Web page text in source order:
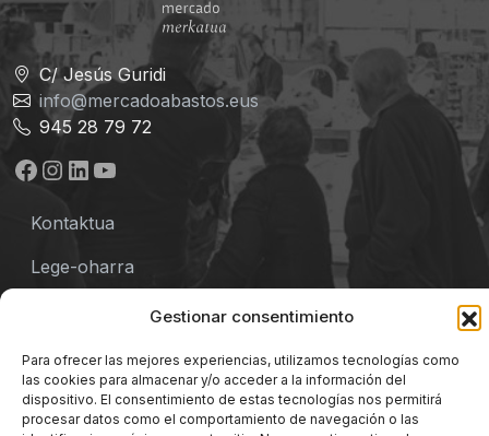
Gestionar consentimiento
Para ofrecer las mejores experiencias, utilizamos tecnologías como
las cookies para almacenar y/o acceder a la información del
dispositivo. El consentimiento de estas tecnologías nos permitirá
procesar datos como el comportamiento de navegación o las
C/ Jesús Guridi
info@mercadoabastos.eus
945 28 79 72
Facebook
Instagram
LinkedIn
YouTube
Kontaktua
Lege-oharra
Pribatutasun-politika
Baldintzak
Cookie-politika